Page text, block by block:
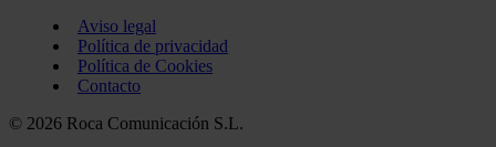
Aviso legal
Política de privacidad
Política de Cookies
Contacto
© 2026 Roca Comunicación S.L.